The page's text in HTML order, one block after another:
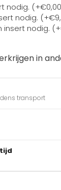
nodig.
nodig.
insert nodig.
in
transport